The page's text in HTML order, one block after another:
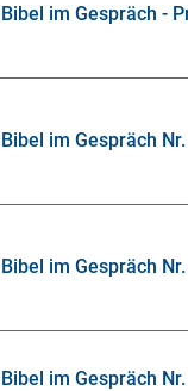
Bibel im Gespräch -
Bibel im Gespräch
Bibel im Gespräch
Bibel im Gespräch